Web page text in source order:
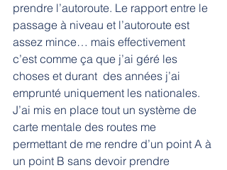
prendre l’autoroute. Le rapport entre le
passage à niveau et l’autoroute est
assez mince… mais effectivement
c’est comme ça que j’ai géré les
choses et durant  des années j’ai
emprunté uniquement les nationales.
J’ai mis en place tout un système de
carte mentale des routes me
permettant de me rendre d’un point A à
un point B sans devoir prendre